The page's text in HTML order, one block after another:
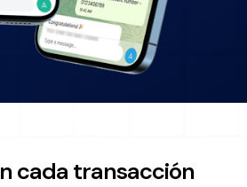
cada transacción